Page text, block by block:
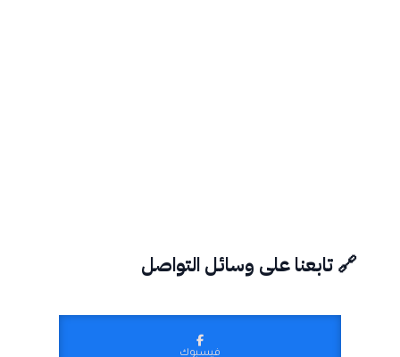
🔗 تابعنا على وسائل التواصل
فيسبوك